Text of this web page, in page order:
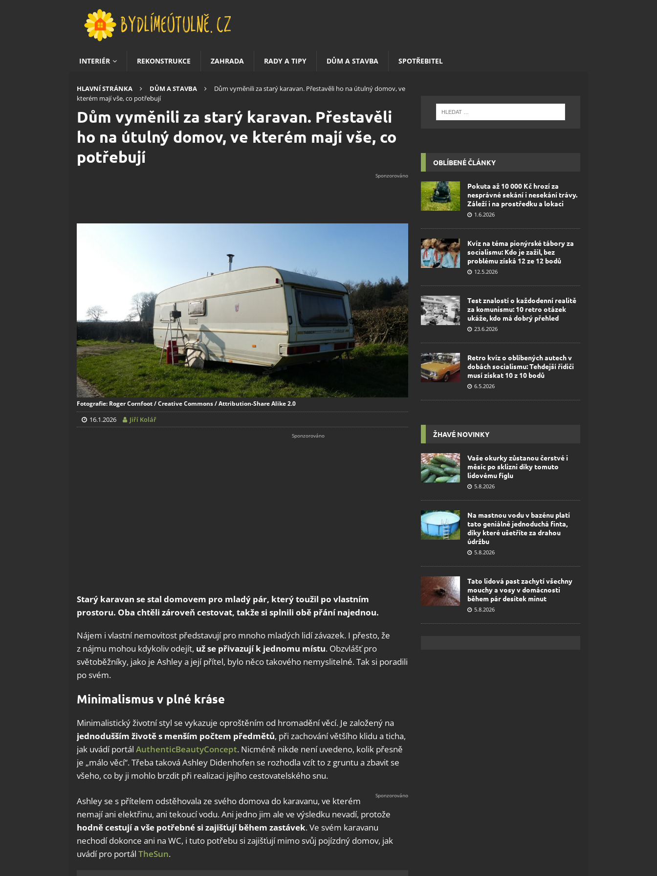
INTERIÉR REKONSTRUKCE ZAHRADA RADY A TIPY DŮM A STAVBA SPOTŘEBITEL
HLAVNÍ STRÁNKA DŮM A STAVBA
Dům vyměnili za starý karavan. Přestavěli ho na útulný domov, ve
kterém mají vše, co potřebují
Dům vyměnili za starý karavan. Přestavěli
ho na útulný domov, ve kterém mají vše, co
potřebují
Fotografie: Roger Cornfoot / Creative Commons / Attribution-Share Alike 2.0
16.1.2026 Jiří Kolář
Starý karavan se stal domovem pro mladý pár, který toužil po vlastním
prostoru. Oba chtěli zároveň cestovat, takže si splnili obě přání najednou.
Nájem i vlastní nemovitost představují pro mnoho mladých lidí závazek. I přesto, že
z nájmu mohou kdykoliv odejít, už se přivazují k jednomu místu. Obzvlášť pro
světoběžníky, jako je Ashley a její přítel, bylo něco takového nemyslitelné. Tak si poradili
po svém.
Minimalismus v plné kráse
Minimalistický životní styl se vykazuje oproštěním od hromadění věcí. Je založený na
jednodušším životě s menším počtem předmětů, při zachování většího klidu a ticha,
jak uvádí portál AuthenticBeautyConcept. Nicméně nikde není uvedeno, kolik přesně
je „málo věcí“. Třeba taková Ashley Didenhofen se rozhodla vzít to z gruntu a zbavit se
všeho, co by ji mohlo brzdit při realizaci jejího cestovatelského snu.
Ashley se s přítelem odstěhovala ze svého domova do karavanu, ve kterém
nemají ani elektřinu, ani tekoucí vodu. Ani jedno jim ale ve výsledku nevadí, protože
hodně cestují a vše potřebné si zajišťují během zastávek. Ve svém karavanu
nechodí dokonce ani na WC, i tuto potřebu si zajišťují mimo svůj pojízdný domov, jak
uvádí pro portál TheSun.
OBLÍBENÉ ČLÁNKY
Pokuta až 10 000 Kč hrozí za
nesprávné sekání i nesekání trávy.
Záleží i na prostředku a lokaci
1.6.2026
Kvíz na téma pionýrské tábory za
socialismu: Kdo je zažil, bez
problému získá 12 ze 12 bodů
12.5.2026
Test znalostí o každodenní realitě
za komunismu: 10 retro otázek
ukáže, kdo má dobrý přehled
23.6.2026
Retro kvíz o oblíbených autech v
dobách socialismu: Tehdejší řidiči
musí získat 10 z 10 bodů
6.5.2026
ŽHAVÉ NOVINKY
Vaše okurky zůstanou čerstvé i
měsíc po sklizni díky tomuto
lidovému fíglu
5.8.2026
Na mastnou vodu v bazénu platí
tato geniálně jednoduchá finta,
díky které ušetříte za drahou
údržbu
5.8.2026
Tato lidová past zachytí všechny
mouchy a vosy v domácnosti
během pár desítek minut
5.8.2026